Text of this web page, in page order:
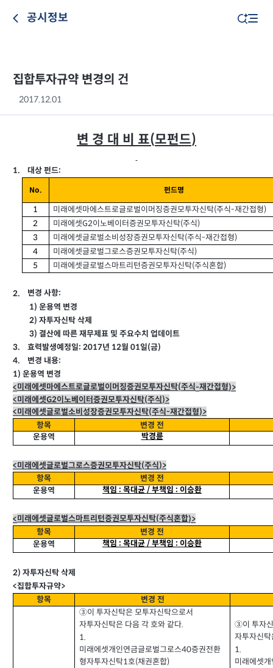
공시정보
집합투자규약 변경의 건
2017.12.01
변 경 대 비 표(모펀드)
1. 대상 펀드:
No. 펀드명
1 미래에셋마에스트로글로벌이머징증권모투자신탁(주식-재간접형)
2
미래에셋G2이노베이터증권모투자신탁(주식)
3
미래에셋글로벌소비성장증권모투자신탁(주식-재간접형)
4
미래에셋글로벌그로스증권모투자신탁(주식)
5
미래에셋글로벌스마트리턴증권모투자신탁(주식혼합)
2. 변경 사항:
1) 운용역 변경
2) 자투자신탁 삭제
3) 결산에 따른 재무제표 및 주요수치 업데이트
3.
효력발생예정일: 2017년 12월 01일(금)
4.
변경 내용:
1) 운용역 변경
<미래에셋마에스트로글로벌이머징증권모투자신탁(주식-재간접형)>
<미래에셋G2이노베이터증권모투자신탁(주식)>
<미래에셋글로벌소비성장증권모투자신탁(주식-재간접형)>
항목
변경 전
운용역
박경륜
<미래에셋글로벌그로스증권모투자신탁(주식)>
항목
변경 전
운용역
책임 : 목대균/부책임 : 이승환
<미래에셋글로벌스마트리턴증권모투자신탁(주식혼합)>
항목
변경 전
운용역
책임 : 목대균/부책임 : 이승환
2) 자투자신탁 삭제
<집합투자규약>
항목
변경 전
③이 투자신탁은 모투자신탁으로서
자투자신탁은 다음 각 호와 같다.
1.
미래에셋개인연금글로벌그로스40증권전환
형자투자신탁1호(채권혼합)
③이 투자
자투자신
1.
미래에셋